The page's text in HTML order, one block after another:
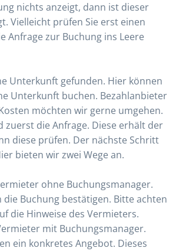
nichts anzeigt, dann ist dieser
Vielleicht prüfen Sie erst einen
Anfrage zur Buchung ins Leere
Unterkunft gefunden. Hier können
Unterkunft buchen. Bezahlanbieter
möchten wir gerne umgehen.
zuerst die Anfrage. Diese erhält der
diese prüfen. Der nächste Schritt
bieten wir zwei Wege an.
ohne Buchungsmanager.
die Buchung bestätigen. Bitte achten
die Hinweise des Vermieters.
mit Buchungsmanager.
ein konkretes Angebot. Dieses